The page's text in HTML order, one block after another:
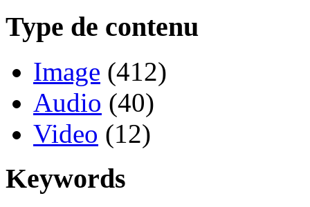
Type de contenu
Image (412)
Audio (40)
Video (12)
Keywords